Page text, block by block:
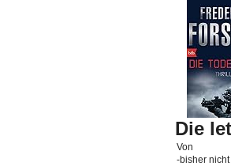
Die
Von
-bisher